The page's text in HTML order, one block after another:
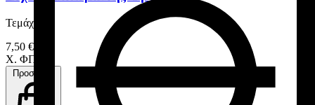
Τεμάχιο
7,50 €
Χ. ΦΠΑ
Προσθήκη